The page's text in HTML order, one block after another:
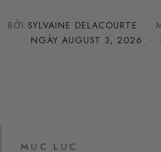
BỞI SYLVAINE DELACOURTE ·
NGÀY AUGUST 3, 2026 ·
MỤC LỤC